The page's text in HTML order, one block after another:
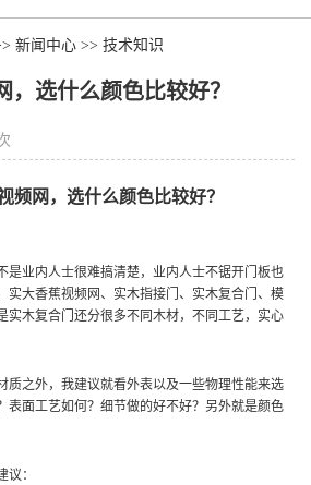
新闻中心 >> 技术知识
，选什么颜色比较好？
频网，选什么颜色比较好？
是业内人士很难搞清楚，业内人士不锯开门板也
实大香蕉视频网、实木指接门、实木复合门、模
实木复合门还分很多不同木材，不同工艺，实心
质之外，我建议就看外表以及一些物理性能来选
表面工艺如何？细节做的好不好？另外就是颜色
：